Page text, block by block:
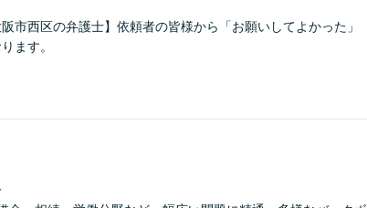
市西区の弁護士】依頼者の皆様から「お願いしてよかった」
ます。